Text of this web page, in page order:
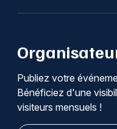
Publiez votre
Bénéficiez d'une
visiteurs mensuels !